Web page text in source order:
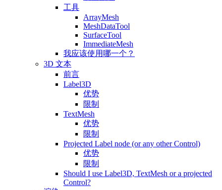
工具
ArrayMesh
MeshDataTool
SurfaceTool
ImmediateMesh
我应该使用哪一个？
3D 文本
前言
Label3D
优势
限制
TextMesh
优势
限制
Projected Label node (or any other Control)
优势
限制
Should I use Label3D, TextMesh or a projected
Control?